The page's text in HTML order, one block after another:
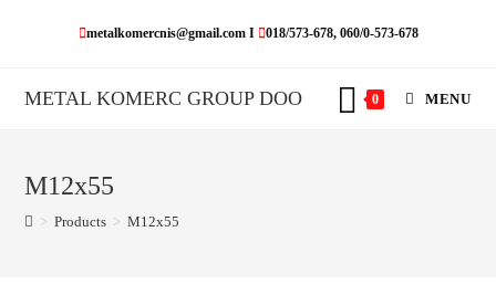
metalkomercnis@gmail.com I 018/573-678, 060/0-573-678
METAL KOMERC GROUP DOO 0 MENU
M12x55
> Products > M12x55